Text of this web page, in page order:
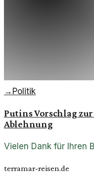
→ Politik
Putins Vorschlag
Ablehnung
Vielen Dank für Ihren
terramar-reisen.de